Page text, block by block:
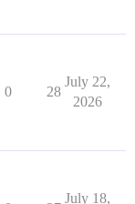
0 28
July 22,
2026
July 18,